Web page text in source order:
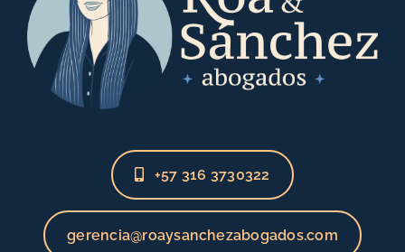
+57 316 3730322
gerencia@roaysanchezabogados.com